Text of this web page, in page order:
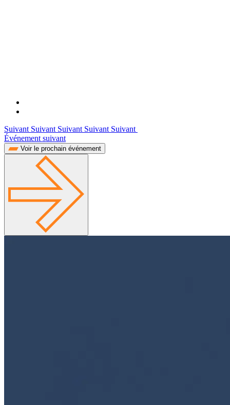
Suivant Suivant Suivant Suivant Suivant
Événement suivant
Voir le prochain événement